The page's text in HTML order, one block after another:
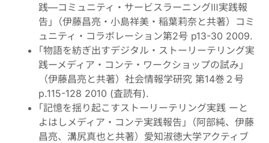
践—コミュニティ・サービスラーニングⅢ実践報
告｣（伊藤昌亮・小島祥美・稲葉莉奈と共著）コミ
ュニティ・コラボレーション第2号 p13-30 2009.
｢物語を紡ぎ出すデジタル・ストーリーテリング実
践ーメディア・コンテ・ワークショップの試み｣
（伊藤昌亮と共著）社会情報学研究 第14巻２号
p.115-128 2010 (査読有).
｢記憶を揺り起こすストーリーテリング実践 ーと
よはしメディア・コンテ実践報告｣（阿部純、伊藤
昌亮、溝尻真也と共著）愛知淑徳大学アクティブ